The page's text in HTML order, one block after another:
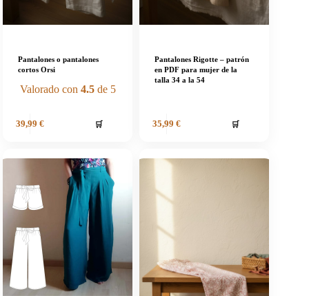
Pantalones o pantalones
cortos Orsi
Valorado con 4.5de 5
39,99 € 🛒
Pantalones Rigotte – patrón
en PDF para mujer de la
talla 34 a la 54
35,99 € 🛒